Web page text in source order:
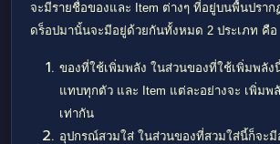
จะมีรายชื่อของและ Item ต่างๆ ที่อยู่บนพื้นปรา
ดร็อปมานั้นจะมีอยู่ด้วยกันทั้งหมด 2 ประเภท คือ
ของที่ใช้เพิ่มพลัง ในส่วนของที่ใช้เพิ่มพลัง
แทบทุกตัว และ Item แต่ละอย่างจะ เพิ่มพ
เท่ากัน
อุปกรณ์สวมใส่ ในส่วนของที่สวมใส่นี้ก็จะ